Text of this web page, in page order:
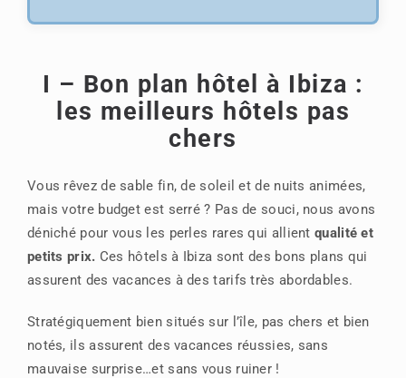
I – Bon plan hôtel à Ibiza :
les meilleurs hôtels pas
chers
Vous rêvez de sable fin, de soleil et de nuits animées,
mais votre budget est serré ? Pas de souci, nous avons
déniché pour vous les perles rares qui allientqualité et
petits prix. Ces hôtels à Ibiza sont des bons plans qui
assurent des vacances à des tarifs très abordables.
Stratégiquement bien situés sur l’île, pas chers et bien
notés, ils assurent des vacances réussies, sans
mauvaise surprise…et sans vous ruiner !